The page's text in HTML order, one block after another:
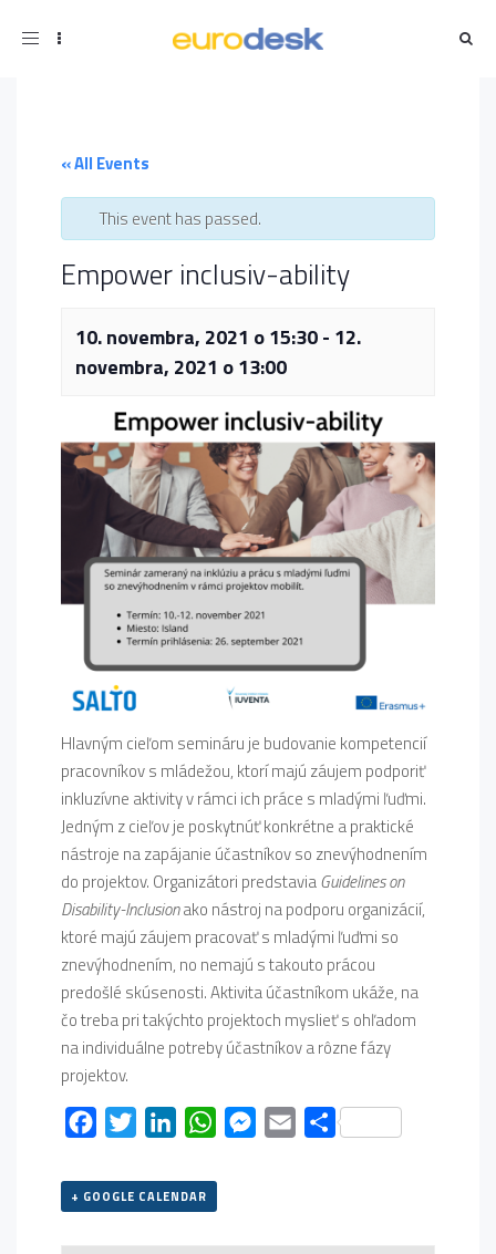
Toggle
« All Events
This event has passed.
Empower inclusiv-ability
10. novembra, 2021 o 15:30- 12.
novembra, 2021 o 13:00
Hlavným cieľom semináru je budovanie kompetencií
pracovníkov s mládežou, ktorí majú záujem podporiť
inkluzívne aktivity v rámci ich práce s mladými ľuďmi.
Jedným z cieľov je poskytnúť konkrétne a praktické
nástroje na zapájanie účastníkov so znevýhodnením
do projektov. Organizátori predstaviaGuidelines on
Disability-Inclusionako nástroj na podporu organizácií,
ktoré majú záujem pracovať s mladými ľuďmi so
znevýhodnením, no nemajú s takouto prácou
predošlé skúsenosti. Aktivita účastníkom ukáže, na
čo treba pri takýchto projektoch myslieť s ohľadom
na individuálne potreby účastníkov a rôzne fázy
projektov.
FacebookTwitterLinkedInWhatsAppMessenger
Email Share
+ GOOGLE CALENDAR